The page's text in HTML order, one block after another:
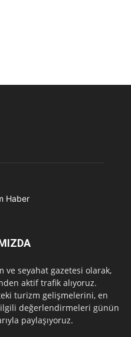
seyahat gazetesi olarak,
aktif trafik alıyoruz.
turizm gelişmelerini, en
değerlendirmeleri günün
paylaşıyoruz.